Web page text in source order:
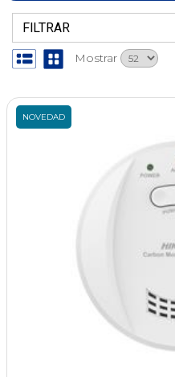
FILTRAR
Mostrar
NOVEDAD